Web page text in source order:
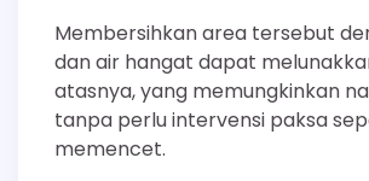
Membersihkan area tersebut
dan air hangat dapat
atasnya, yang memungkinkan
tanpa perlu intervensi paksa
memencet.